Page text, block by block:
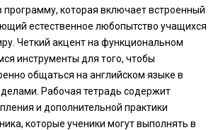
программу, которая включает встроенный
естественное любопытство учащихся
Четкий акцент на функциональном
инструменты для того, чтобы
общаться на английском языке в
Рабочая тетрадь содержит
и дополнительной практики
которые ученики могут выполнять в